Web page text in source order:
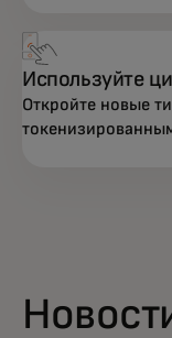
Используйте
Откройте новые